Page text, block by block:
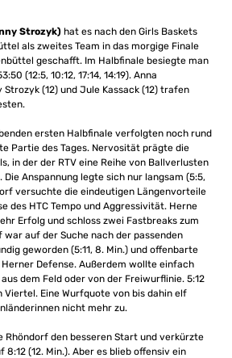
Strozyk) hat es nach den Girls Baskets
als zweites Team in das morgige Finale
geschafft. Im Halbfinale besiegte man
(12:5, 10:12, 17:14, 14:19). Anna
Strozyk (12) und Jule Kassack (12) trafen
ersten Halbfinale verfolgten noch rund
Partie des Tages. Nervosität prägte die
in der der RTV eine Reihe von Ballverlusten
Die Anspannung legte sich nur langsam (5:5,
versuchte die eindeutigen Längenvorteile
des HTC Tempo und Aggressivität. Herne
Erfolg und schloss zwei Fastbreaks zum
war auf der Suche nach der passenden
geworden (5:11, 8. Min.) und offenbarte
Defense. Außerdem wollte einfach
dem Feld oder von der Freiwurflinie. 5:12
Viertel. Eine Wurfquote von bis dahin elf
nicht mehr zu.
Rhöndorf den besseren Start und verkürzte
8:12 (12. Min.). Aber es blieb offensiv ein